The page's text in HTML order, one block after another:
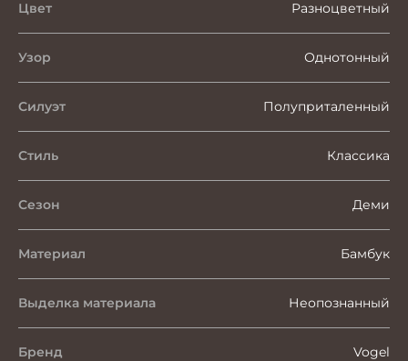
Цвет Разноцветный
Узор Однотонный
Силуэт Полуприталенный
Стиль Классика
Сезон Деми
Материал Бамбук
Выделка материала Неопознанный
Бренд Vogel